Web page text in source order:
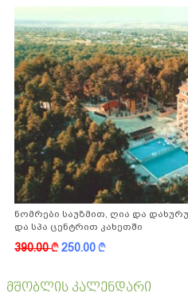
ნომრები საუზმით, ღია და
და სპა ცენტრით კახეთში
390.00k250.00k
მშობლის კალენდარი